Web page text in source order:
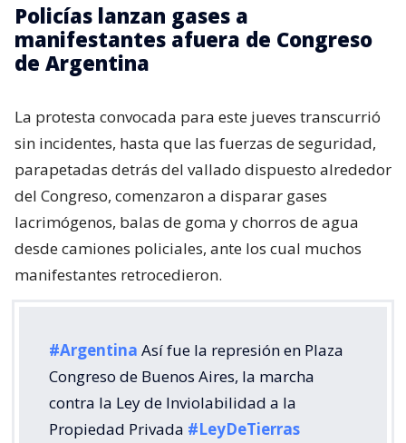
Policías lanzan gases a
manifestantes afuera de Congreso
de Argentina
La protesta convocada para este jueves transcurrió
sin incidentes, hasta que las fuerzas de seguridad,
parapetadas detrás del vallado dispuesto alrededor
del Congreso, comenzaron a disparar gases
lacrimógenos, balas de goma y chorros de agua
desde camiones policiales, ante los cual muchos
manifestantes retrocedieron.
#Argentina Así fue la represión en Plaza
Congreso de Buenos Aires, la marcha
contra la Ley de Inviolabilidad a la
Propiedad Privada #LeyDeTierras